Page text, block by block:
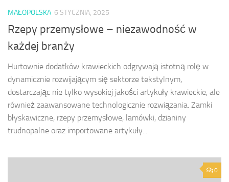
MAŁOPOLSKA 6 STYCZNIA, 2025
Rzepy przemysłowe – niezawodność w
każdej branży
Hurtownie dodatków krawieckich odgrywają istotną rolę w
dynamicznie rozwijającym się sektorze tekstylnym,
dostarczając nie tylko wysokiej jakości artykuły krawieckie, ale
również zaawansowane technologicznie rozwiązania. Zamki
błyskawiczne, rzepy przemysłowe, lamówki, dzianiny
trudnopalne oraz importowane artykuły...
0